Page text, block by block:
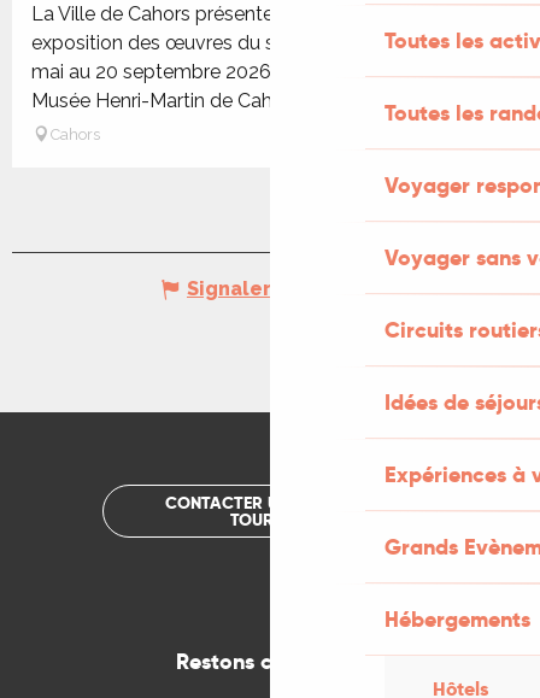
Toutes les
Toutes les
Voyager
Voyager sans
Circuits
Idées de
Expériences à
Grands
Hébergements
Hôtels
La Ville de Cahors présente une importante
exposition des œuvres du sculpteur Marc Petit du 14
mai au 20 septembre 2026. Vingt ans après celles du
Musée Henri-Martin de Cahors...
Cahors
Signaler une erreur
CONTACTER UN OFFICE DE
TOURISME
Restons connectés